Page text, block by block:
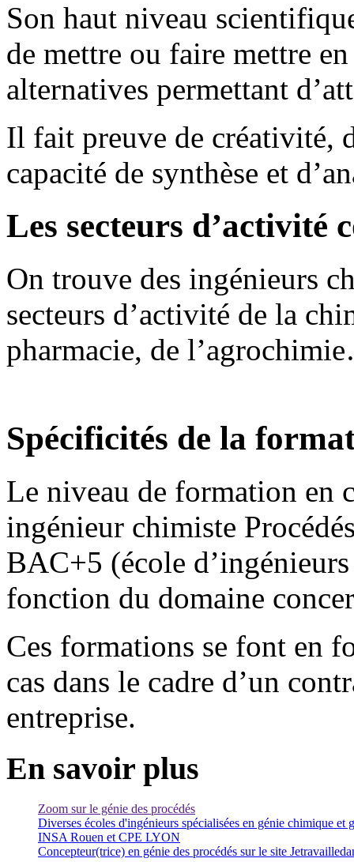
Son haut niveau
de mettre ou faire mettre
alternatives permettant
Il fait preuve de créativité,
capacité de synthèse et
Les secteurs d’activité
On trouve des ingénieurs
secteurs d’activité de la
pharmacie, de
Spécificités de la
Le niveau de formation en
ingénieur chimiste
BAC+5 (école
fonction du domaine
Ces formations se font en
cas dans le cadre d’un
entreprise.
En savoir plus
Zoom sur le génie des procédés
Diverses écoles d'ingénieurs spécialisées en génie chimique
INSA Rouen et CPE LYON
Concepteur(trice) en génie des procédés sur le site